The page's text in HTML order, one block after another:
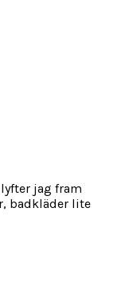
jag fram
badkläder lite